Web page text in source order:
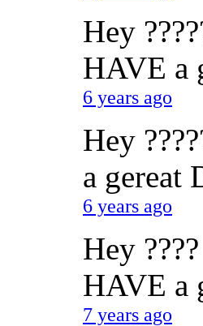
Hey
HAVE a
6 years ago
Hey
a gereat
6 years ago
Hey
HAVE a
7 years ago